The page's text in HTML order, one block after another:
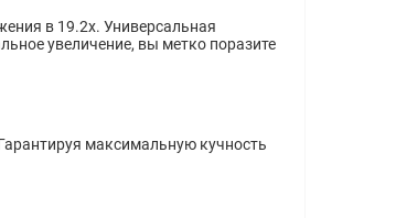
в 19.2x. Универсальная
увеличение, вы метко поразите
максимальную кучность